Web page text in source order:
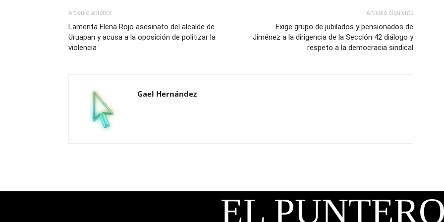
Artículo anterior
Lamenta Elena Rojo asesinato del alcalde de
Uruapan y acusa a la oposición de politizar la
violencia
Artículo siguiente
Exige grupo de jubilados y pensionados de
Jiménez a la dirigencia de la Sección 42 diálogo y
respeto a la democracia sindical
Gael Hernández
EL